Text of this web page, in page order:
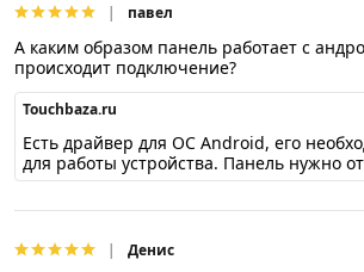
павел
А каким образом панель работает с
происходит подключение?
Touchbaza.ru
Есть драйвер для ОС Android, его
для работы устройства. Панель нужно
Денис